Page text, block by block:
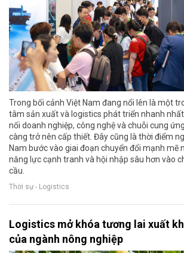
Trong bối cảnh Việt Nam đang nổi lên là một
tâm sản xuất và logistics phát triển nhanh
nối doanh nghiệp, công nghệ và chuỗi cung
càng trở nên cấp thiết. Đây cũng là thời điểm
Nam bước vào giai đoạn chuyển đổi mạnh mẽ
năng lực cạnh tranh và hội nhập sâu hơn vào
cầu.
Thời sự - Logistics
Logistics mở khóa tương lai xuất
của ngành nông nghiệp